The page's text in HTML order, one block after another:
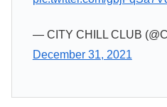
— CITY CHILL CLUB
December 31, 2021